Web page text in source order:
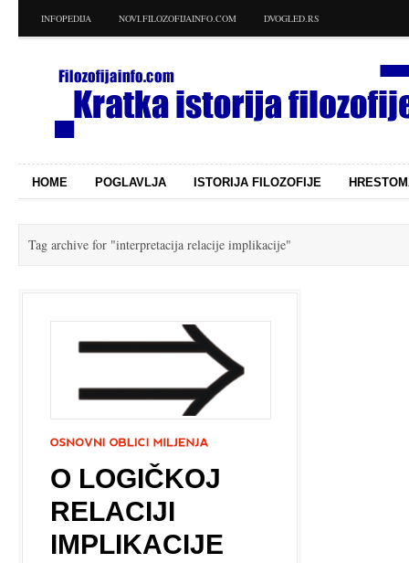
INFOPEDIJA NOVI.FILOZOFIJAINFO.COM DVOGLED.RS
HOME POGLAVLJA ISTORIJA FILOZOFIJE
Tag archive for "interpretacija relacije implikacije"
O LOGIČKOJ
RELACIJI
IMPLIKACIJE